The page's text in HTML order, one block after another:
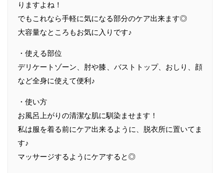
りますよね！
でもこれなら手軽に気になる部分のケア出来ます◎
大容量なところもお気に入りです♪
・使える部位
デリケートゾーン、肘や膝、バストトップ、おしり、顔
など全身に使えて便利♪
・使い方
お風呂上がりの清潔な肌に馴染ませます！
私は服を着る前にケア出来るように、脱衣所に置いてま
す♪
マッサージするようにケアすると◎